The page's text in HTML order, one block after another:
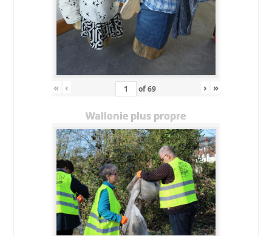
« ‹ of69 › »
Wallonie plus propre